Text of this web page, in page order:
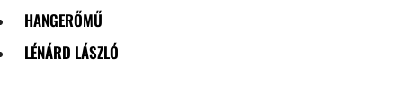
HANGERŐMŰ
LÉNÁRD LÁSZLÓ